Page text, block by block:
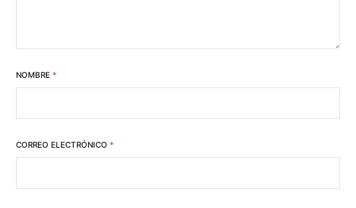
NOMBRE *
CORREO ELECTRÓNICO *